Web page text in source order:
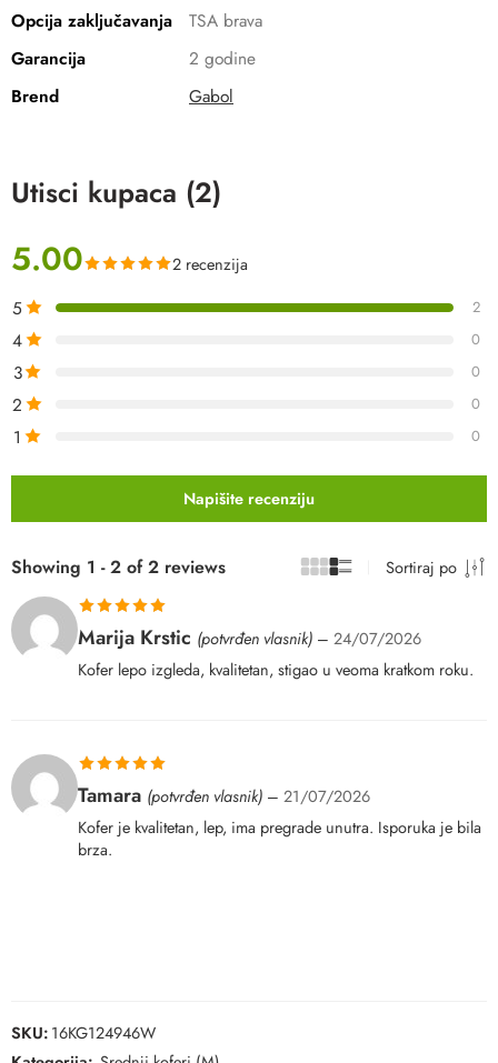
Opcija zaključavanja
TSA brava
Garancija
2 godine
Brend
Gabol
Utisci kupaca (2)
5.00 2 recenzija
5 2
4 0
3 0
2 0
1 0
Napišite recenziju
Showing 1 - 2 of 2 reviews Sortiraj po
Ocenjeno sa
5 od 5
Marija Krstic (potvrđen vlasnik) – 24/07/2026
Kofer lepo izgleda, kvalitetan, stigao u veoma kratkom roku.
Ocenjeno sa
5 od 5
Tamara (potvrđen vlasnik) – 21/07/2026
Kofer je kvalitetan, lep, ima pregrade unutra. Isporuka je bila
brza.
SKU:16KG124946W